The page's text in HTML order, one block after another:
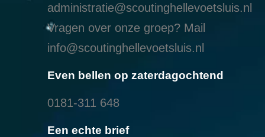
administratie@scoutinghellevoetsluis.nl
Vragen over onze groep? Mail
info@scoutinghellevoetsluis.nl
Even bellen op zaterdagochtend
0181-311 648
Een echte brief